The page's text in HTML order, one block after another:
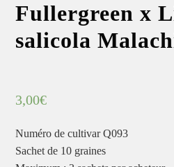
Fullergreen x
salicola
3,00€
Numéro de cultivar Q093
Sachet de 10 graines